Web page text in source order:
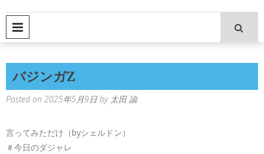
バジンガZ
Posted on 2025年5月9日 by 太田 諭
言ってみただけ（byシェルドン）
＃今日のダジャレ